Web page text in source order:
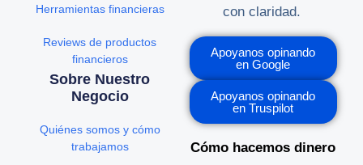
con claridad.
Apoyanos opinando
en Google
Apoyanos opinando
en Truspilot
Cómo hacemos dinero
Herramientas financieras
Reviews de productos
financieros
Sobre Nuestro
Negocio
Quiénes somos y cómo
trabajamos